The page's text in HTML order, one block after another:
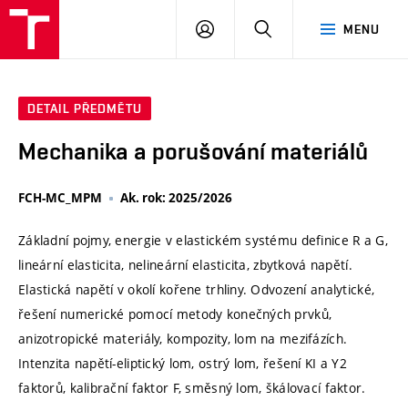
MENU
PŘIHLÁSIT
DETAIL PŘEDMĚTU
Mechanika a porušování materiálů
FCH-MC_MPM Ak. rok: 2025/2026
Základní pojmy, energie v elastickém systému definice R a G,
lineární elasticita, nelineární elasticita, zbytková napětí.
Elastická napětí v okolí kořene trhliny. Odvození analytické,
řešení numerické pomocí metody konečných prvků,
anizotropické materiály, kompozity, lom na mezifázích.
Intenzita napětí-eliptický lom, ostrý lom, řešení KI a Y2
faktorů, kalibrační faktor F, směsný lom, škálovací faktor.